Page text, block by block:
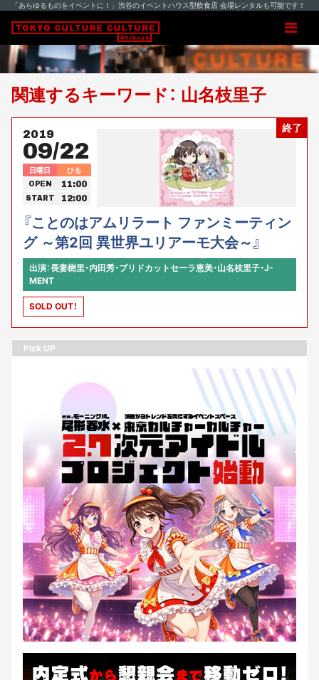
「あらゆるものをイベントに！」渋谷のイベントハウス型飲食店 会場レンタルも可能です！
関連するキーワード： 山名枝里子
終了
2019
09/22
日曜日 ひる
OPEN 11:00
START 12:00
『ことのはアムリラート ファンミーティン
グ ～第2回 異世界ユリアーモ大会～』
出演：長妻樹里・内田秀・ブリドカットセーラ恵美・山名枝里子・J-
MENT
SOLD OUT！
Pick UP